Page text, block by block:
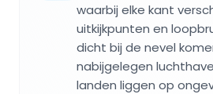
waarbij elke kant
uitkijkpunten en
dicht bij de nevel
nabijgelegen
landen liggen op